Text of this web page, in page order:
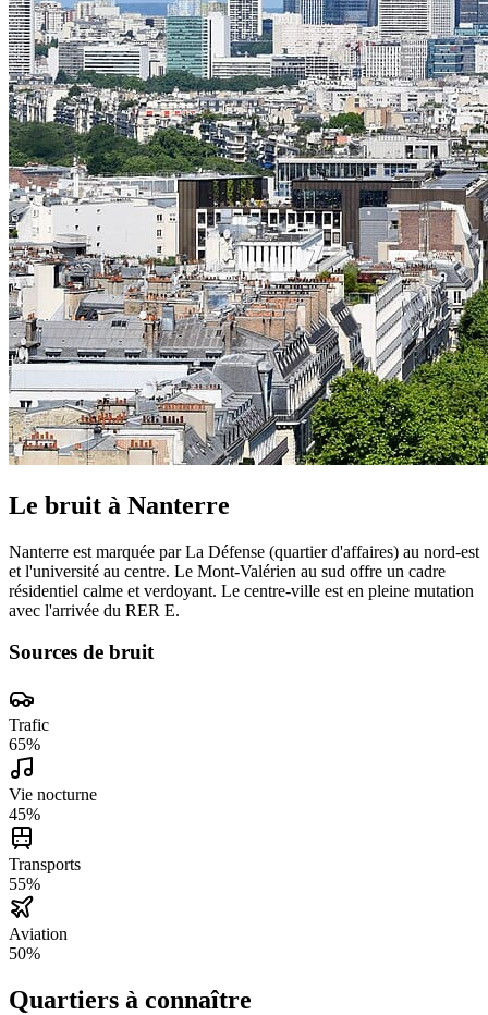
Le bruit à Nanterre
Nanterre est marquée par La Défense (quartier d'affaires) au nord-est
et l'université au centre. Le Mont-Valérien au sud offre un cadre
résidentiel calme et verdoyant. Le centre-ville est en pleine mutation
avec l'arrivée du RER E.
Sources de bruit
Trafic
65%
Vie nocturne
45%
Transports
55%
Aviation
50%
Quartiers à connaître